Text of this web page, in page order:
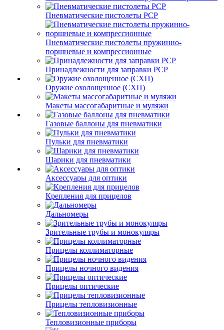
Пневматические пистолеты PCP
Пневматические пистолеты пружинно-
поршневые и компрессионные
Принадлежности для заправки PCP
Оружие охолощенное (СХП)
Макеты массогабаритные и муляжи
Газовые баллоны для пневматики
Пульки для пневматики
Шарики для пневматики
Аксессуары для оптики
Крепления для прицелов
Дальномеры
Зрительные трубы и монокуляры
Прицелы коллиматорные
Прицелы ночного видения
Прицелы оптические
Прицелы тепловизионные
Тепловизионные приборы